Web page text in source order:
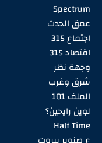
Spectrum
عمق الحدث
اجتماع 315
اقتصاد 315
وجهة نظر
شرق وغرب
الملف 101
لوين رايحين؟
Half Time